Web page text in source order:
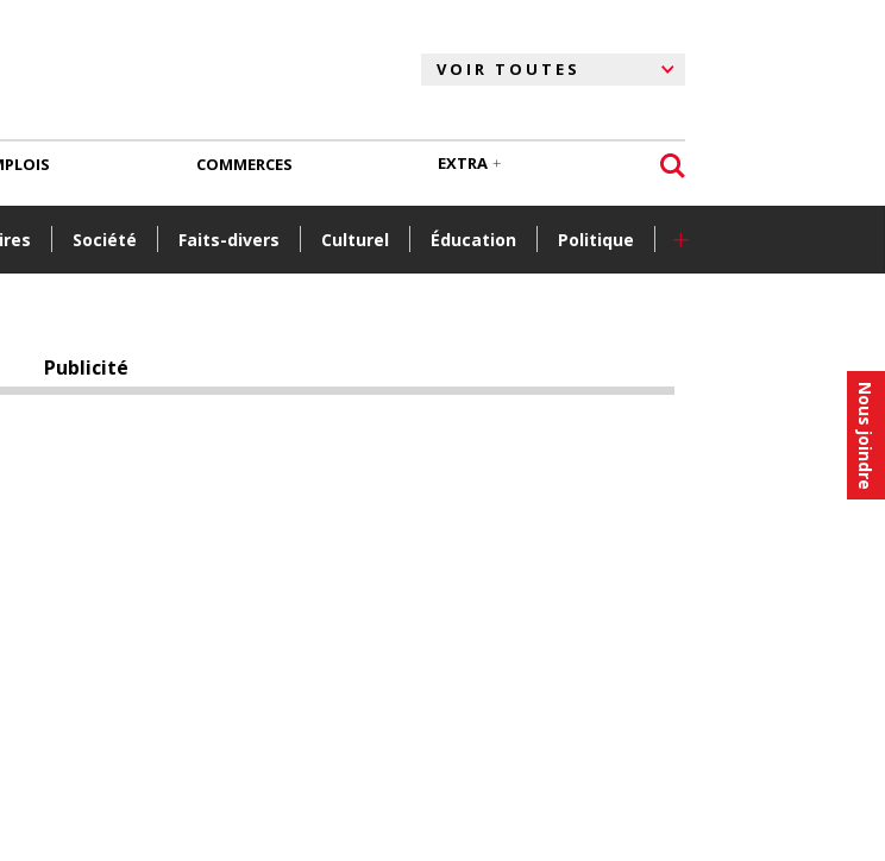
Nous joindre
Société Faits-divers Culturel Éducation Politique +
COMMERCES EXTRA
Publicité